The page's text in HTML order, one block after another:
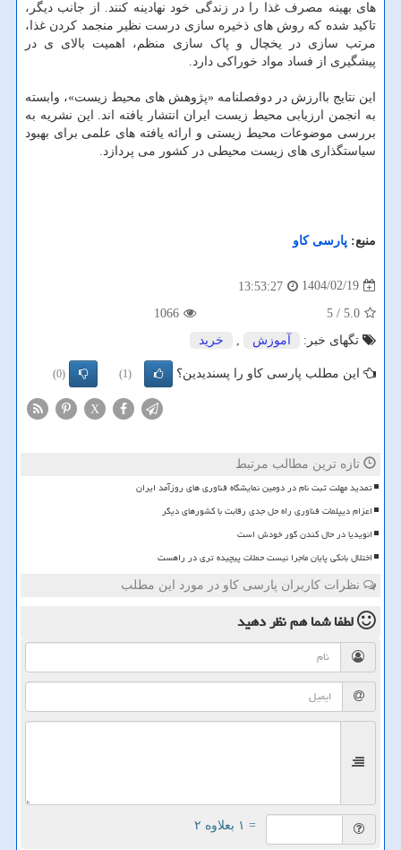
های بهینه مصرف غذا را در زندگی خود نهادینه کنند. از جانب دیگر،
تاکید شده که روش های ذخیره سازی درست نظیر منجمد کردن غذا،
مرتب سازی در یخچال و پاک سازی منظم، اهمیت بالای ی در
پیشگیری از فساد مواد خوراکی دارد.
این نتایج باارزش در دوفصلنامه «پژوهش های محیط زیست»، وابسته
به انجمن ارزیابی محیط زیست ایران انتشار یافته اند. این نشریه به
بررسی موضوعات محیط زیستی و ارائه یافته های علمی برای بهبود
سیاستگذاری های زیست محیطی در کشور می پردازد.
منبع: پارسی كاو
1404/02/19
13:53:27
5.0
/ 5
1066
تگهای خبر:
آموزش خرید
این مطلب پارسی کاو را پسندیدین؟ (1)
(0)
X
تازه ترین مطالب مرتبط
تمدید مهلت ثبت نام در دومین نمایشگاه فناوری های روزآمد ایران
اعزام دیپلمات فناوری راه حل جدی رقابت با کشورهای دیگر
انویدیا در حال کندن گور خودش است
اختلال بانکی پایان ماجرا نیست حملات پیچیده تری در راهست
نظرات کاربران پارسی کاو در مورد این مطلب
لطفا شما همنظر دهید
= ۱ بعلاوه ۲